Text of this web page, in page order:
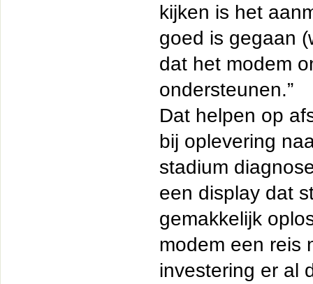
kijken is het
goed is gegaan
dat het modem
ondersteunen.”
Dat helpen op
bij oplevering
stadium
een display dat
gemakkelijk
modem een reis
investering er al